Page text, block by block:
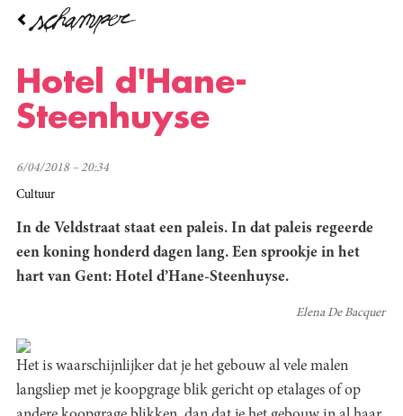
Overslaan
inhoud
gaanHotel d'Hane-
Steenhuyse
6/04/2018 – 20:34
Cultuur
In de Veldstraat staat een paleis. In dat paleis regeerde
een koning honderd dagen lang. Een sprookje in het
hart van Gent: Hotel d’Hane-Steenhuyse.
Elena De Bacquer
Het is waarschijnlijker dat je het gebouw al vele malen
langsliep met je koopgrage blik gericht op etalages of op